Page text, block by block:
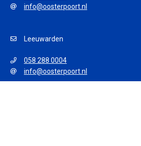
info@oosterpoort.nl
Leeuwarden
058 288 0004
info@oosterpoort.nl